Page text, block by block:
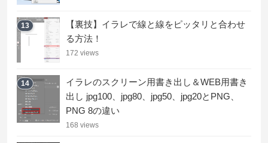
13
【裏技】イラレで線と線をピッタリと合わせ
る方法！
172 views
14
イラレのスクリーン用書き出し＆WEB用書き
出し jpg100、jpg80、jpg50、jpg20とPNG、
PNG 8の違い
168 views